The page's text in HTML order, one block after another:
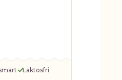
Laktosfri